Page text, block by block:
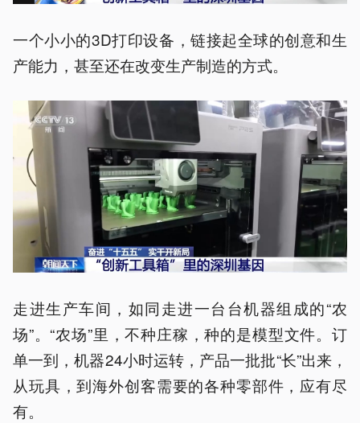
一个小小的3D打印设备，链接起全球的创意和生
产能力，甚至还在改变生产制造的方式。
走进生产车间，如同走进一台台机器组成的“农
场”。“农场”里，不种庄稼，种的是模型文件。订
单一到，机器24小时运转，产品一批批“长”出来，
从玩具，到海外创客需要的各种零部件，应有尽
有。